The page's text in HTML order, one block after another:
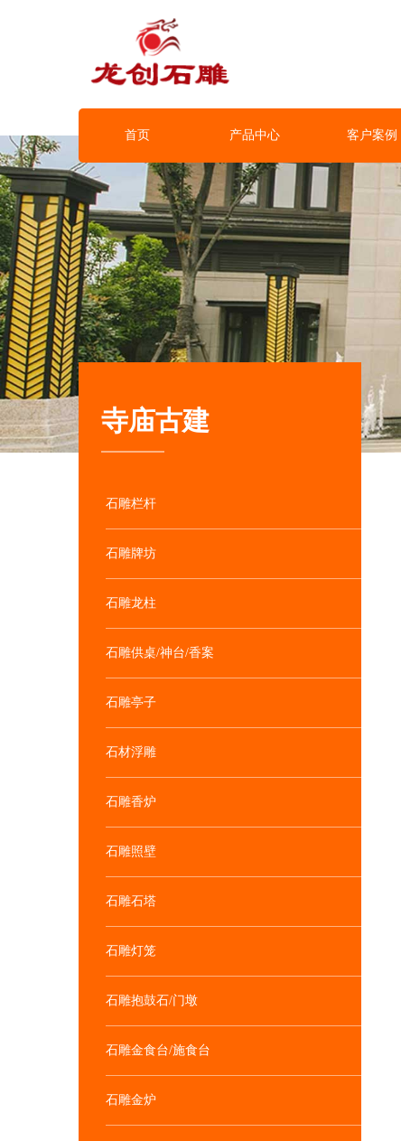
首页 产品中心 客户案例
寺庙古建
石雕栏杆
石雕牌坊
石雕龙柱
石雕供桌/神台/香案
石雕亭子
石材浮雕
石雕香炉
石雕照壁
石雕石塔
石雕灯笼
石雕抱鼓石/门墩
石雕金食台/施食台
石雕金炉